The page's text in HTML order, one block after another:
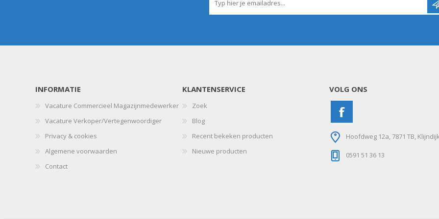
Landbouwkieper
Afstandsringen
INFORMATIE
Vacature Commercieel Magazijnmedewerker
Vacature Verkoper/Vertegenwoordiger
Privacy & cookies
Algemene voorwaarden
Contact
KLANTENSERVICE
Zoek
Blog
Recent bekeken producten
Nieuwe producten
VOLG ONS
Hoofdweg 12a, 7871 TB,
0591 51 36 13